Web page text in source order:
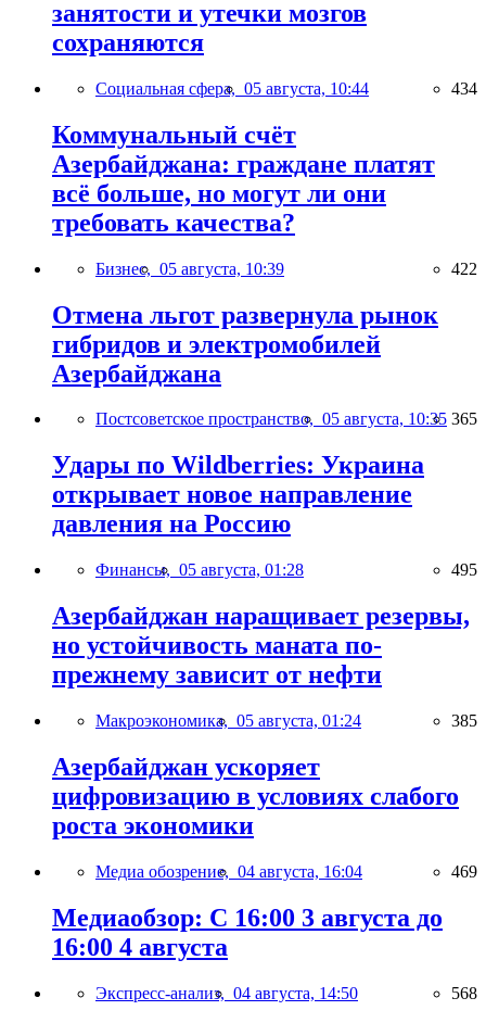
занятости и утечки мозгов
сохраняются
Социальная сфера, 05 августа, 10:44 434
Коммунальный счёт
Азербайджана: граждане платят
всё больше, но могут ли они
требовать качества?
Бизнес, 05 августа, 10:39 422
Отмена льгот развернула рынок
гибридов и электромобилей
Азербайджана
Постсоветское пространство, 05 августа, 10:35 365
Удары по Wildberries: Украина
открывает новое направление
давления на Россию
Финансы, 05 августа, 01:28 495
Азербайджан наращивает резервы,
но устойчивость маната по-
прежнему зависит от нефти
Макроэкономика, 05 августа, 01:24 385
Азербайджан ускоряет
цифровизацию в условиях слабого
роста экономики
Медиа обозрение, 04 августа, 16:04 469
Медиаобзор: С 16:00 3 августа до
16:00 4 августа
Экспресс-анализ, 04 августа, 14:50 568